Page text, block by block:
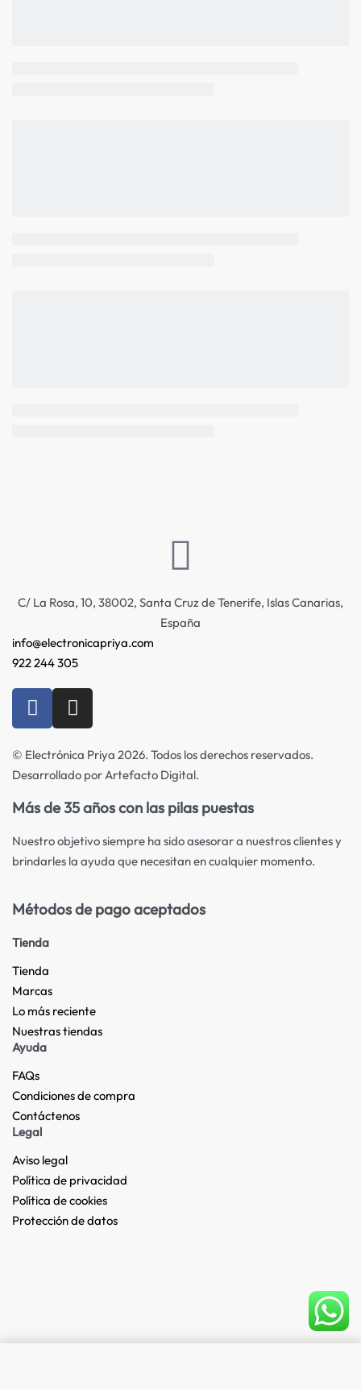
C/ La Rosa, 10, 38002, Santa Cruz de Tenerife, Islas Canarias,
España
info@electronicapriya.com
922 244 305
© Electrónica Priya 2026. Todos los derechos reservados.
Desarrollado por Artefacto Digital.
Más de 35 años con las pilas puestas
Nuestro objetivo siempre ha sido asesorar a nuestros clientes y
brindarles la ayuda que necesitan en cualquier momento.
Métodos de pago aceptados
Tienda
Tienda
Marcas
Lo más reciente​
Nuestras tiendas​
Ayuda
FAQs
Condiciones de compra
Contáctenos
Legal
Aviso legal
Política de privacidad
Política de cookies
Protección de datos